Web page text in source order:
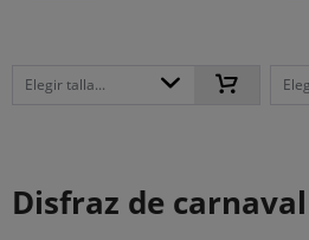
Elegir talla...
Disfraz de